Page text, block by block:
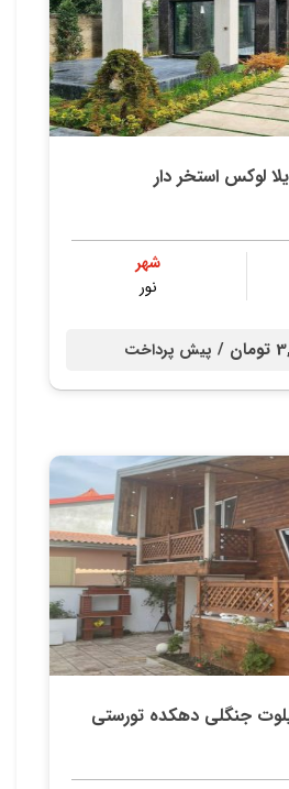
لوکس استخر دار
شهر
نور
/ پیش پرداخت
جنگلی دهکده تورستی